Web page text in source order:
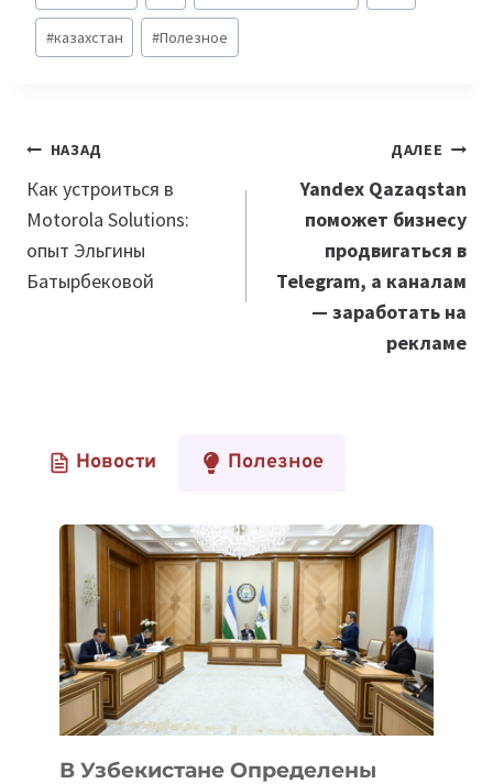
записи:
#казахстан #Полезное
Навигация
по
записям
НАЗАД
Как устроиться в
Motorola Solutions:
опыт Эльгины
Батырбековой
ДАЛЕЕ
Yandex Qazaqstan
поможет бизнесу
продвигаться в
Telegram, а каналам
— заработать на
рекламе
Новости Полезное
В Узбекистане Определены